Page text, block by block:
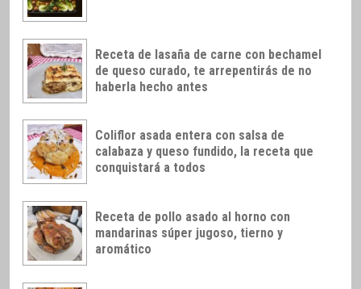
Receta de lasaña de carne con bechamel
de queso curado, te arrepentirás de no
haberla hecho antes
Coliflor asada entera con salsa de
calabaza y queso fundido, la receta que
conquistará a todos
Receta de pollo asado al horno con
mandarinas súper jugoso, tierno y
aromático